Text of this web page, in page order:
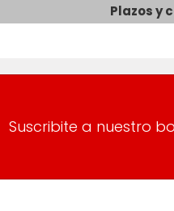
Plazos y
Suscribite a nuestro